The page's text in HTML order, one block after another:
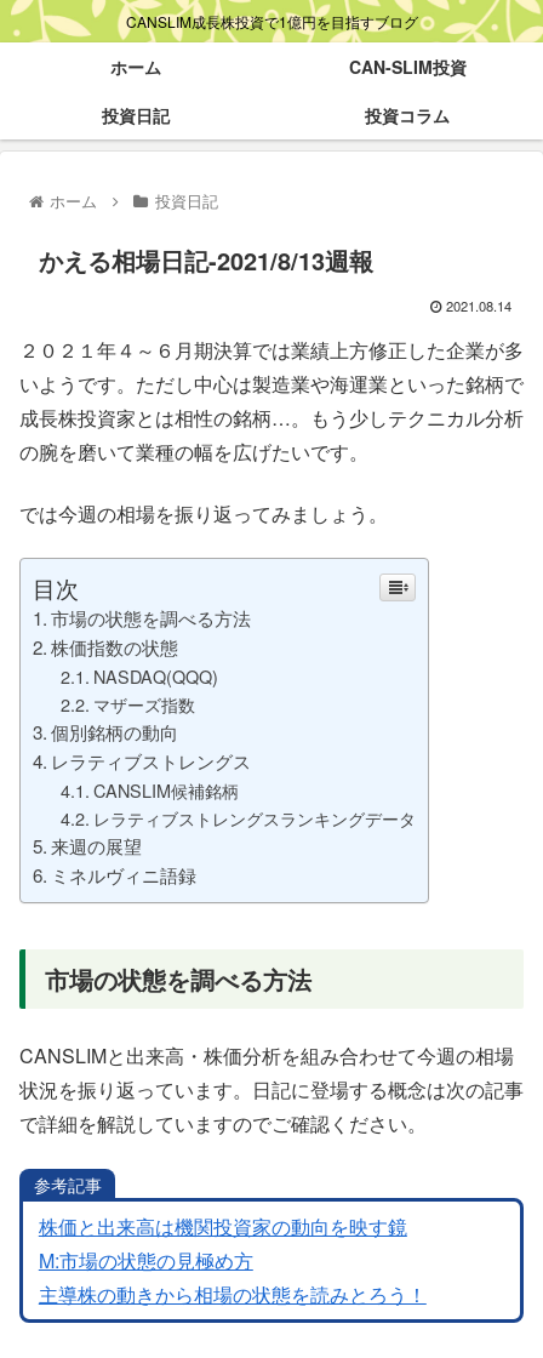
CANSLIM成長株投資で1億円を目指すブログ
ホーム
CAN-SLIM投資
投資日記
投資コラム
ホーム 投資日記
かえる相場日記-2021/8/13週報
2021.08.14
２０２１年４～６月期決算では業績上方修正した企業が多
いようです。ただし中心は製造業や海運業といった銘柄で
成長株投資家とは相性の銘柄…。もう少しテクニカル分析
の腕を磨いて業種の幅を広げたいです。
では今週の相場を振り返ってみましょう。
目次
市場の状態を調べる方法
株価指数の状態
NASDAQ(QQQ)
マザーズ指数
個別銘柄の動向
レラティブストレングス
CANSLIM候補銘柄
レラティブストレングスランキングデータ
来週の展望
ミネルヴィニ語録
市場の状態を調べる方法
CANSLIMと出来高・株価分析を組み合わせて今週の相場
状況を振り返っています。日記に登場する概念は次の記事
で詳細を解説していますのでご確認ください。
参考記事
株価と出来高は機関投資家の動向を映す鏡
M:市場の状態の見極め方
主導株の動きから相場の状態を読みとろう！